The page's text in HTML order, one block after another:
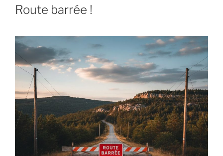
LE
Route barrée !